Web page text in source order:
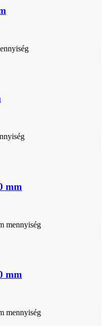
mm
mennyiség
mm
mennyiség